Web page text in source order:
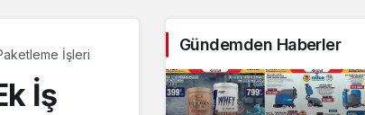
– Evde Paketleme İşleri
İş
Gündemden Haberler